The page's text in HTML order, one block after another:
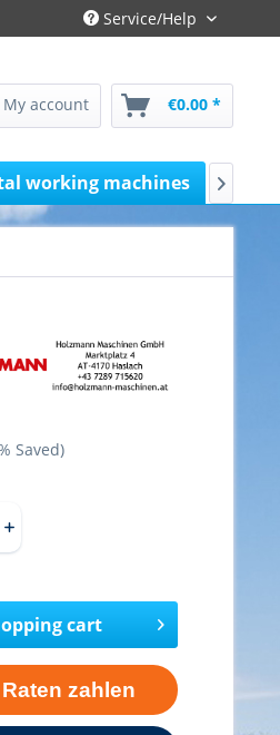
Service/Help
My account €0.00 *
working machines 
Saved)
cart